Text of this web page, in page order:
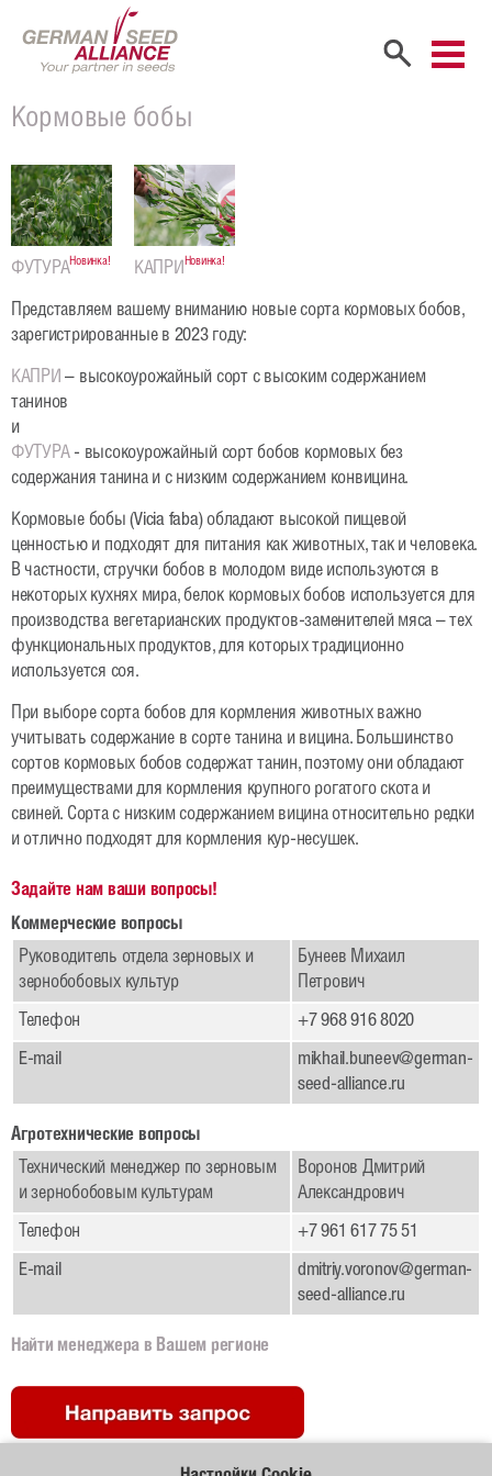
Кормовые бобы
ФУТУРАНовинка! КАПРИНовинка!
Представляем вашему вниманию новые сорта кормовых бобов,
зарегистрированные в 2023 году:
КАПРИ– высокоурожайный сорт с высоким содержанием
танинов
и
ФУТУРА- высокоурожайный сорт бобов кормовых без
содержания танина и с низким содержанием конвицина.
Кормовые бобы (Vicia faba) обладают высокой пищевой
ценностью и подходят для питания как животных, так и человека.
В частности, стручки бобов в молодом виде используются в
некоторых кухнях мира, белок кормовых бобов используется для
производства вегетарианских продуктов-заменителей мяса – тех
функциональных продуктов, для которых традиционно
используется соя.
При выборе сорта бобов для кормления животных важно
учитывать содержание в сорте танина и вицина. Большинство
сортов кормовых бобов содержат танин, поэтому они обладают
преимуществами для кормления крупного рогатого скота и
свиней. Сорта с низким содержанием вицина относительно редки
и отлично подходят для кормления кур-несушек.
Задайте нам ваши вопросы!
Коммерческие вопросы
Руководитель отдела зерновых и
зернобобовых культур
Бунеев Михаил
Петрович
Телефон +7 968 916 8020
E-mail
mikhail.buneev@german-
seed-alliance.ru
Агротехнические вопросы
Технический менеджер по зерновым
и зернобобовым культурам
Воронов Дмитрий
Александрович
Телефон +7 961 617 75 51
E-mail
dmitriy.voronov@german-
seed-alliance.ru
Найти менеджера в Вашем регионе
Компания
Портрет компании
Учредители
Сбыт
Продукты
Гибриды ярового рапса
Гибриды озимого рапса
Зерновые
Тритикале озимая
Ячмень яровой
Пшеница озимая и яровая
Рожь озимая
Бобовые
Горох яровой и зимующий
Кормовые бобы
Кукуруза
Лен масличный
Деятельность
Научные исследования
Консультационная поддержка
Технология возделывания рапса
Видеолекции
Семеноводство